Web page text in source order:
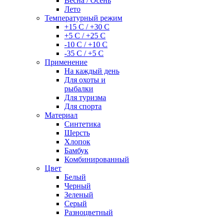
Лето
Температурный режим
+15 С / +30 С
+5 С / +25 С
-10 С / +10 С
-35 С / +5 С
Применение
На каждый день
Для охоты и
рыбалки
Для туризма
Для спорта
Материал
Синтетика
Шерсть
Хлопок
Бамбук
Комбинированный
Цвет
Белый
Черный
Зеленый
Серый
Разноцветный